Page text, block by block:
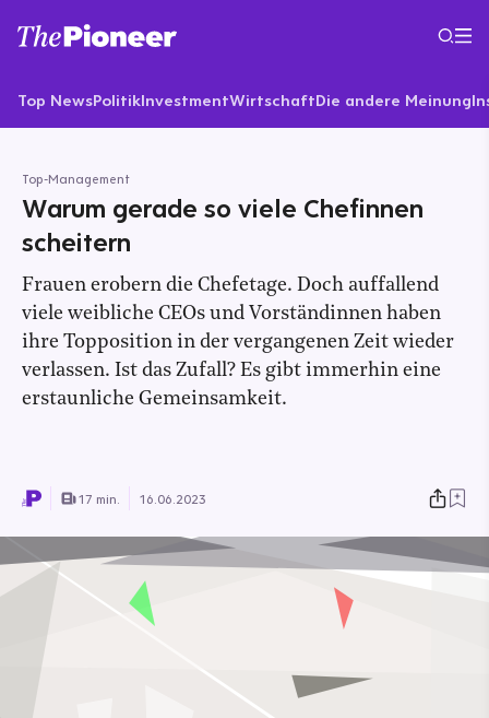
Top NewsPolitikInvestmentWirtschaftDie andere Meinung
Top-Management
Warum gerade so viele Chefinnen
scheitern
Frauen erobern die Chefetage. Doch auffallend
viele weibliche CEOs und Vorständinnen haben
ihre Topposition in der vergangenen Zeit wieder
verlassen. Ist das Zufall? Es gibt immerhin eine
erstaunliche Gemeinsamkeit.
17 min. 16.06.2023